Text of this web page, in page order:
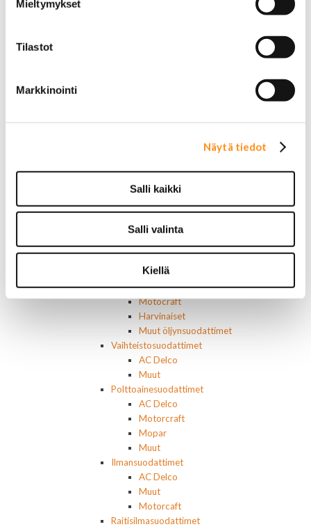
Mieltymykset
Tilastot
Markkinointi
Näytä tiedot
Salli kaikki
Salli valinta
Kiellä
Vapaatuulettimet ja viskokytkimet
Alapallonivelet
Yläpallonivelet
Raidetangonpäät ulompi
Vakaajan linkit
Polttoaine- ja ilmanottolaitteet
Suodattimet
Öljynsuodattimet
AC Delco
Motocraft
Harvinaiset
Muut öljynsuodattimet
Vaihteistosuodattimet
AC Delco
Muut
Polttoainesuodattimet
AC Delco
Motorcraft
Mopar
Muut
Ilmansuodattimet
AC Delco
Muut
Motorcaft
Raitisilmasuodattimet